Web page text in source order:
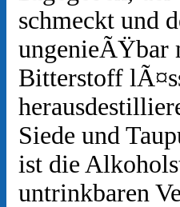
schmeckt und
ungenieÃŸbar
Bitterstoff
Siede und
ist die
untrinkbaren